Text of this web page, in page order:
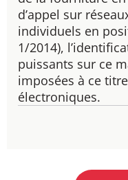
d’appel sur
individuels en
1/2014),
puissants sur ce
imposées à ce
électroniques.